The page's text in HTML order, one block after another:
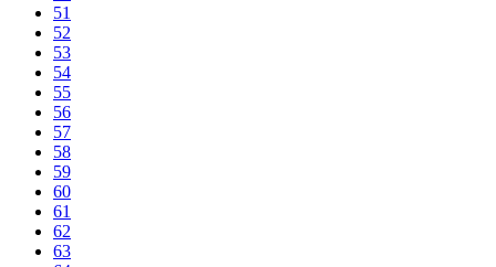
51
52
53
54
55
56
57
58
59
60
61
62
63